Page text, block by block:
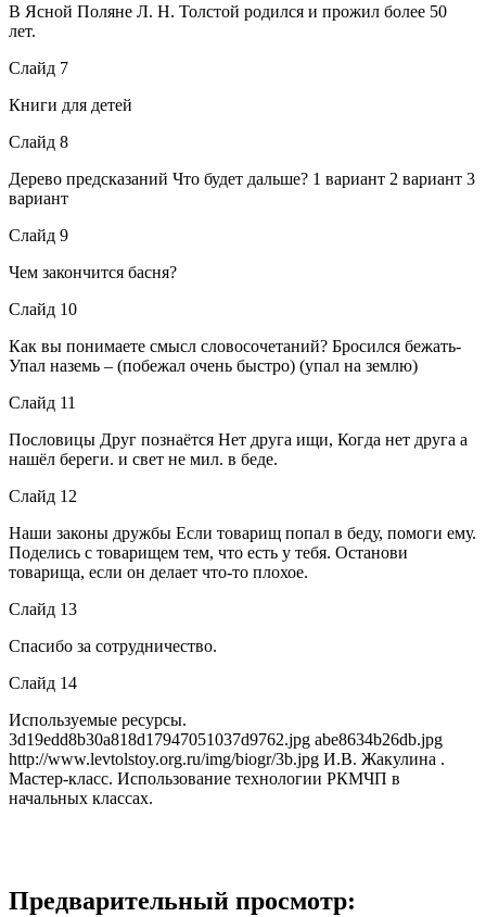
В Ясной Поляне Л. Н. Толстой родился и прожил более 50
лет.
Слайд 7
Книги для детей
Слайд 8
Дерево предсказаний Что будет дальше? 1 вариант 2 вариант 3
вариант
Слайд 9
Чем закончится басня?
Слайд 10
Как вы понимаете смысл словосочетаний? Бросился бежать-
Упал наземь – (побежал очень быстро) (упал на землю)
Слайд 11
Пословицы Друг познаётся Нет друга ищи, Когда нет друга а
нашёл береги. и свет не мил. в беде.
Слайд 12
Наши законы дружбы Если товарищ попал в беду, помоги ему.
Поделись с товарищем тем, что есть у тебя. Останови
товарища, если он делает что-то плохое.
Слайд 13
Спасибо за сотрудничество.
Слайд 14
Используемые ресурсы.
3d19edd8b30a818d17947051037d9762.jpg abe8634b26db.jpg
http://www.levtolstoy.org.ru/img/biogr/3b.jpg И.В. Жакулина .
Мастер-класс. Использование технологии РКМЧП в
начальных классах.
Предварительный просмотр: